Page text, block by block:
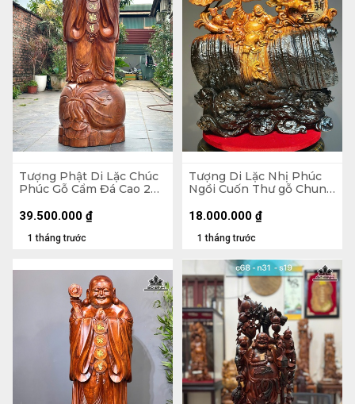
Tượng Phật Di Lặc Chúc
Phúc Gỗ Cẩm Đá Cao 200
1 tháng trước
39.500.000 ₫
Tượng Di Lặc Nhị Phúc
Ngồi Cuốn Thư gỗ Chun
50 Sâu 22 (cm)
1 tháng trước
18.000.000 ₫